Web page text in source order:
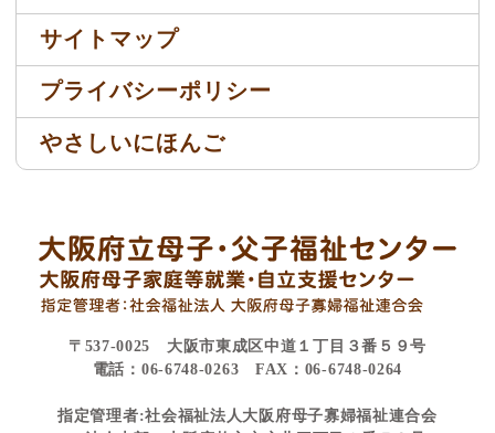
サイトマップ
プライバシーポリシー
やさしいにほんご
〒537-0025 大阪市東成区中道１丁目３番５９号
電話：06-6748-0263 FAX：06-6748-0264
指定管理者:社会福祉法人大阪府母子寡婦福祉連合会